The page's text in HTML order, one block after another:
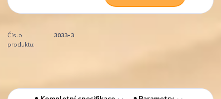
Číslo
produktu:
3033-3